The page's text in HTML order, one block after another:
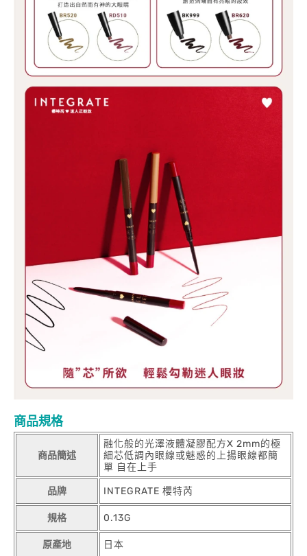
商品規格
商品簡述
融化般的光澤液體凝膠配方X 2mm的極
細芯低調內眼線或魅惑的上揚眼線都簡
單 自在上手
品牌 INTEGRATE 櫻特芮
規格 0.13G
原產地 日本